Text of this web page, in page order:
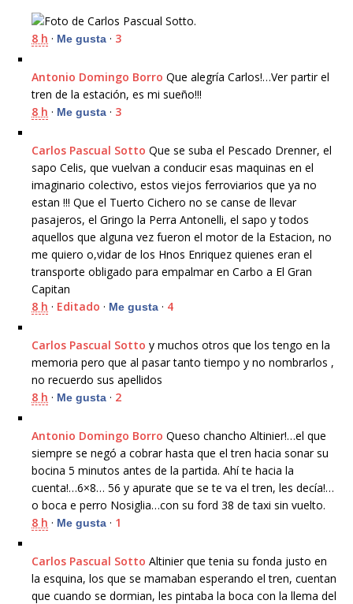
8 h · Me gusta · 3
Antonio Domingo Borro Que alegría Carlos!…Ver partir el
tren de la estación, es mi sueño!!!
8 h · Me gusta · 3
Carlos Pascual Sotto Que se suba el Pescado Drenner, el
sapo Celis, que vuelvan a conducir esas maquinas en el
imaginario colectivo, estos viejos ferroviarios que ya no
estan !!! Que el Tuerto Cichero no se canse de llevar
pasajeros, el Gringo la Perra Antonelli, el sapo ytodos
aquellos que alguna vez fueron el motor de la Estacion, no
me quiero o,vidar de los Hnos Enriquez quienes eran el
transporte obligado para empalmar en Carbo a El Gran
Capitan
8 h · Editado · Me gusta · 4
Carlos Pascual Sotto y muchos otros que los tengo en la
memoria pero que al pasar tanto tiempo y no nombrarlos ,
no recuerdo sus apellidos
8 h · Me gusta · 2
Antonio Domingo Borro Queso chancho Altinier!…el que
siempre se negó a cobrar hasta que el tren hacia sonar su
bocina 5 minutos antes de la partida. Ahí te hacia la
cuenta!…6×8… 56 y apurate que se te va el tren, les decía!…
o boca e perro Nosiglia…con su ford 38 de taxi sin vuelto.
8 h · Me gusta · 1
Carlos Pascual Sotto Altinier que tenia su fonda justo en
la esquina, los que se mamaban esperando el tren, cuentan
que cuando se dormian, les pintaba la boca con la llema del